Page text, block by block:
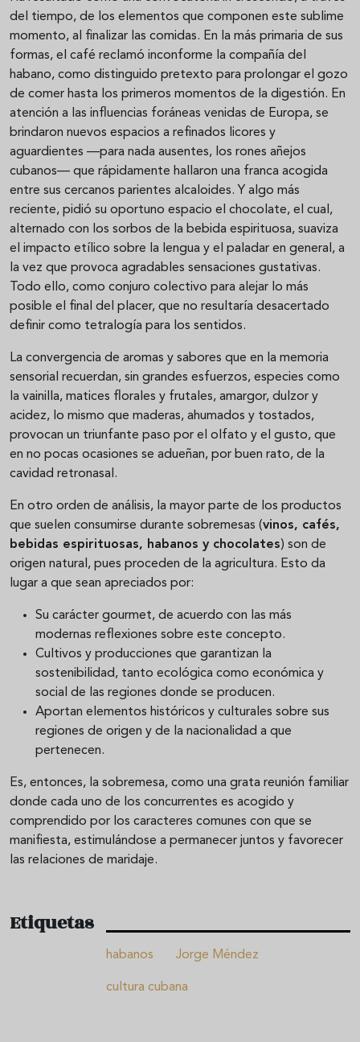
del tiempo, de los elementos que componen este sublime
momento, al finalizar las comidas. En la más primaria de sus
formas, el café reclamó inconforme la compañía del
habano, como distinguido pretexto para prolongar el gozo
de comer hasta los primeros momentos de la digestión. En
atención a las influencias foráneas venidas de Europa, se
brindaron nuevos espacios a refinados licores y
aguardientes —para nada ausentes, los rones añejos
cubanos— que rápidamente hallaron una franca acogida
entre sus cercanos parientes alcaloides. Y algo más
reciente, pidió su oportuno espacio el chocolate, el cual,
alternado con los sorbos de la bebida espirituosa, suaviza
el impacto etílico sobre la lengua y el paladar en general, a
la vez que provoca agradables sensaciones gustativas.
Todo ello, como conjuro colectivo para alejar lo más
posible el final del placer, que no resultaría desacertado
definir como tetralogía para los sentidos.
La convergencia de aromas y sabores que en la memoria
sensorial recuerdan, sin grandes esfuerzos, especies como
la vainilla, matices florales y frutales, amargor, dulzor y
acidez, lo mismo que maderas, ahumados y tostados,
provocan un triunfante paso por el olfato y el gusto, que
en no pocas ocasiones se adueñan, por buen rato, de la
cavidad retronasal.
En otro orden de análisis, la mayor parte de los productos
que suelen consumirse durante sobremesas (vinos, cafés,
bebidas espirituosas, habanos y chocolates) son de
origen natural, pues proceden de la agricultura. Esto da
lugar a que sean apreciados por:
Su carácter gourmet, de acuerdo con las más
modernas reflexiones sobre este concepto.
Cultivos y producciones que garantizan la
sostenibilidad, tanto ecológica como económica y
social de las regiones donde se producen.
Aportan elementos históricos y culturales sobre sus
regiones de origen y de la nacionalidad a que
pertenecen.
Es, entonces, la sobremesa, como una grata reunión familiar
donde cada uno de los concurrentes es acogido y
comprendido por los caracteres comunes con que se
manifiesta, estimulándose a permanecer juntos y favorecer
las relaciones de maridaje.
Etiquetas
habanos Jorge Méndez
cultura cubana